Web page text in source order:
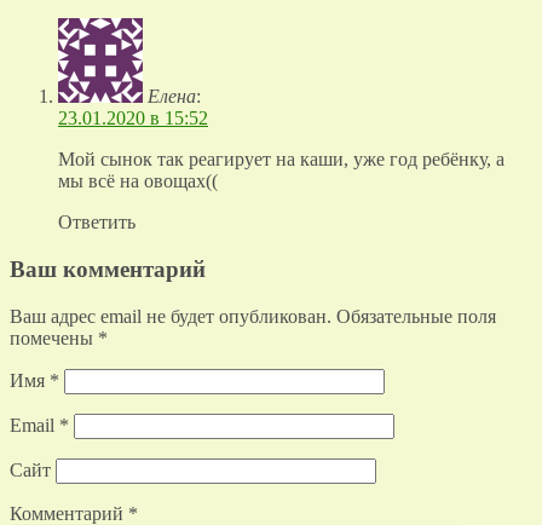
Елена:
23.01.2020 в 15:52
Мой сынок так реагирует на каши, уже год ребёнку, а
мы всё на овощах((
Ответить
Ваш комментарий
Ваш адрес email не будет опубликован. Обязательные поля
помечены *
Имя *
Email *
Сайт
Комментарий *